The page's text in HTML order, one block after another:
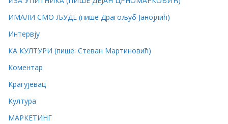
ИМАЛИ СМО ЉУДЕ (пише Драгољуб Јанојлић)
Интервју
КА КУЛТУРИ (пише: Стеван Мартиновић)
Коментар
Крагујевац
Култура
МАРКЕТИНГ